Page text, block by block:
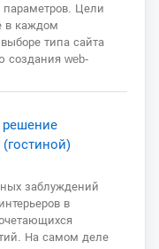
параметров. Цели
в каждом
типа сайта
создания web-
решение
заблуждений
в
На самом деле